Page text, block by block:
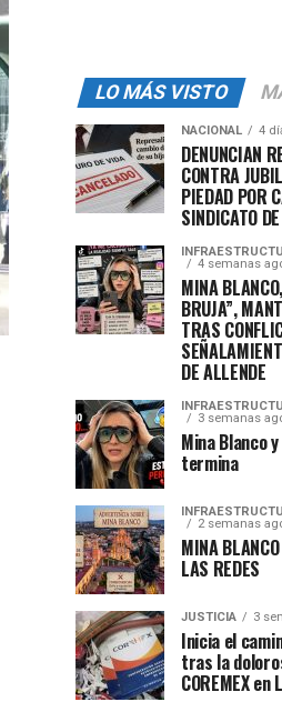
LO MÁS VISTO
NACIONAL 4
DENUNCIAN
CONTRA
PIEDAD POR
SINDICATO
4 semanas
MINA
BRUJA”,
TRAS
DE ALLENDE
3 semanas
Mina Blanco
termina
2 semanas
MINA
LAS REDES
JUSTICIA 3
Inicia el
tras la
COREMEX en